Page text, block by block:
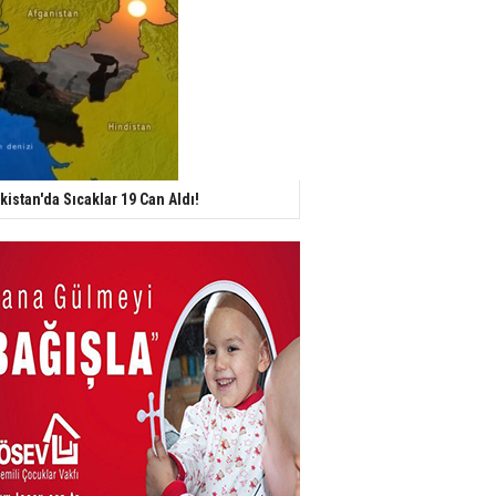
Sıcaklar 19 Can Aldı!